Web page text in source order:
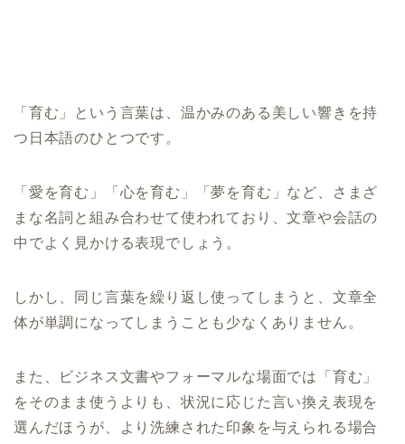
「育む」という言葉は、温かみのある美しい響きを持
つ日本語のひとつです。
「愛を育む」「心を育む」「夢を育む」など、さまざ
まな名詞と組み合わせて使われており、文章や会話の
中でよく見かける表現でしょう。
しかし、同じ言葉を繰り返し使ってしまうと、文章全
体が単調になってしまうことも少なくありません。
また、ビジネス文書やフォーマルな場面では「育む」
をそのまま使うよりも、状況に応じた言い換え表現を
選んだほうが、より洗練された印象を与えられる場合